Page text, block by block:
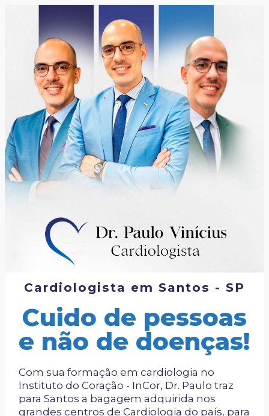
Cardiologista em Santos - SP
Cuido de pessoas
e não de doenças!
Com sua formação em cardiologia no
Instituto do Coração - InCor, Dr. Paulo traz
para Santos a bagagem adquirida nos
grandes centros de Cardiologia do país, para